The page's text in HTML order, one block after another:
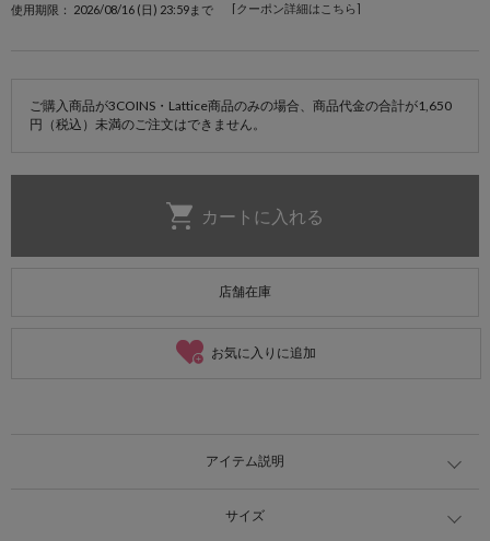
使用期限： 2026/08/16 (日) 23:59まで [クーポン詳細はこちら]
ご購入商品が3COINS・Lattice商品のみの場合、商品代金の合計が1,650
円（税込）未満のご注文はできません。
店舗在庫
お気に入りに追加
アイテム説明
サイズ